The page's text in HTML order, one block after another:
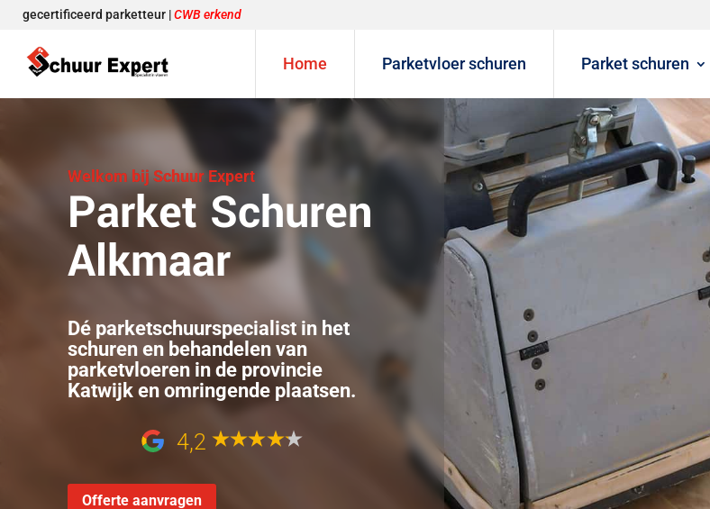
gecertificeerd parketteur |CWB erkend
Home Parketvloer schuren Parket schuren
Welkom bij Schuur Expert
Parket Schuren
Alkmaar
Dé parketschuurspecialist in het
schuren en behandelen van
parketvloeren in de provincie
Katwijk en omringende plaatsen.
4,2
Offerte aanvragen